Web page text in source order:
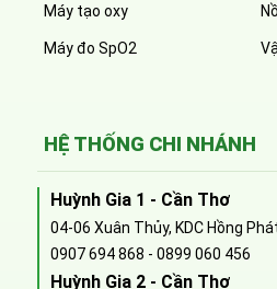
Máy tạo oxy
Máy đo SpO2
HỆ THỐNG CHI NHÁNH
Huỳnh Gia 1 - Cần Thơ
04-06 Xuân Thủy, KDC Hồng
0907 694 868 - 0899 060 456
Huỳnh Gia 2 - Cần Thơ